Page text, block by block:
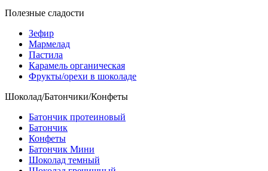
Полезные сладости
Зефир
Мармелад
Пастила
Карамель органическая
Фрукты/орехи в шоколаде
Шоколад/Батончики/Конфеты
Батончик протеиновый
Батончик
Конфеты
Батончик Мини
Шоколад темный